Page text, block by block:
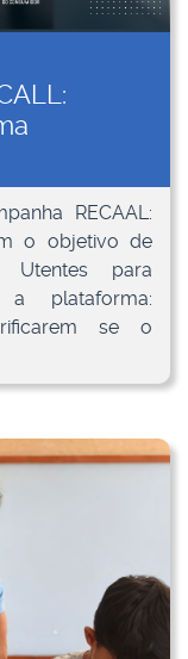
RECAAL:
o objetivo de
Utentes para
a plataforma:
se o